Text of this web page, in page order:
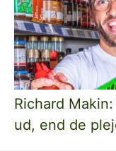
Richard
ud, end de